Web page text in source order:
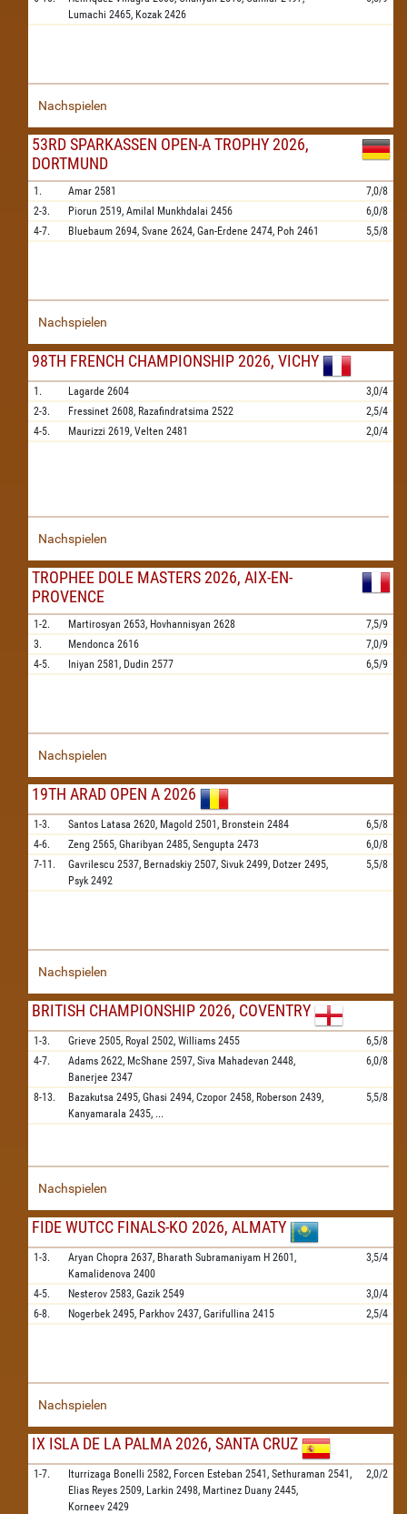
Lumachi 2465, Kozak 2426
Nachspielen
53RD SPARKASSEN OPEN-A TROPHY 2026,
DORTMUND
1. Amar 2581
7,0/8
2-3.
Piorun 2519, Amilal Munkhdalai 2456
6,0/8
4-7.
Bluebaum 2694, Svane 2624, Gan-Erdene 2474, Poh 2461 5,5/8
Nachspielen
98TH FRENCH CHAMPIONSHIP 2026, VICHY
1. Lagarde 2604
3,0/4
2-3.
Fressinet 2608, Razafindratsima 2522
2,5/4
4-5.
Maurizzi 2619, Velten 2481 2,0/4
Nachspielen
TROPHEE DOLE MASTERS 2026, AIX-EN-
PROVENCE
1-2. Martirosyan 2653, Hovhannisyan 2628
7,5/9
3.
Mendonca 2616
7,0/9
4-5.
Iniyan 2581, Dudin 2577 6,5/9
Nachspielen
19TH ARAD OPEN A 2026
1-3. Santos Latasa 2620, Magold 2501, Bronstein 2484
6,5/8
4-6.
Zeng 2565, Gharibyan 2485, Sengupta 2473
6,0/8
7-11.
Gavrilescu 2537, Bernadskiy 2507, Sivuk 2499, Dotzer 2495,
Psyk 2492
5,5/8
Nachspielen
BRITISH CHAMPIONSHIP 2026, COVENTRY
1-3. Grieve 2505, Royal 2502, Williams 2455
6,5/8
4-7.
Adams 2622, McShane 2597, Siva Mahadevan 2448,
Banerjee 2347
6,0/8
8-13. Bazakutsa 2495, Ghasi 2494, Czopor 2458, Roberson 2439,
Kanyamarala 2435, ...
5,5/8
Nachspielen
FIDE WUTCC FINALS-KO 2026, ALMATY
1-3. Aryan Chopra 2637, Bharath Subramaniyam H 2601,
Kamalidenova 2400
3,5/4
4-5. Nesterov 2583, Gazik 2549
3,0/4
6-8.
Nogerbek 2495, Parkhov 2437, Garifullina 2415 2,5/4
Nachspielen
IX ISLA DE LA PALMA 2026, SANTA CRUZ
1-7. Iturrizaga Bonelli 2582, Forcen Esteban 2541, Sethuraman 2541,
Elias Reyes 2509, Larkin 2498, Martinez Duany 2445,
Korneev 2429
2,0/2